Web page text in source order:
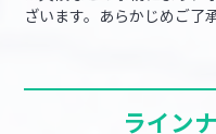
ざいます。あらかじめご了
ライン